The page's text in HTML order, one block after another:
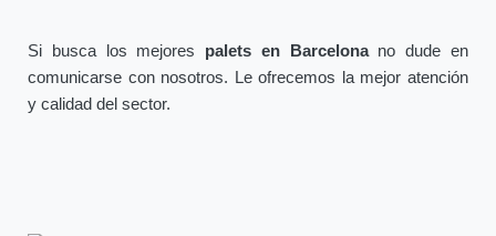
Si busca los mejores palets en Barcelona no dude en
comunicarse con nosotros. Le ofrecemos la mejor atención
y calidad del sector.